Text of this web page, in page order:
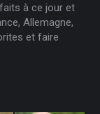
à ce jour et
Allemagne,
et faire